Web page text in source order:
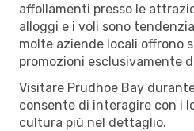
affollamenti presso le
alloggi e i voli sono
molte aziende locali offrono
promozioni esclusivamente
Visitare Prudhoe Bay
consente di interagire con i
cultura più nel dettaglio.